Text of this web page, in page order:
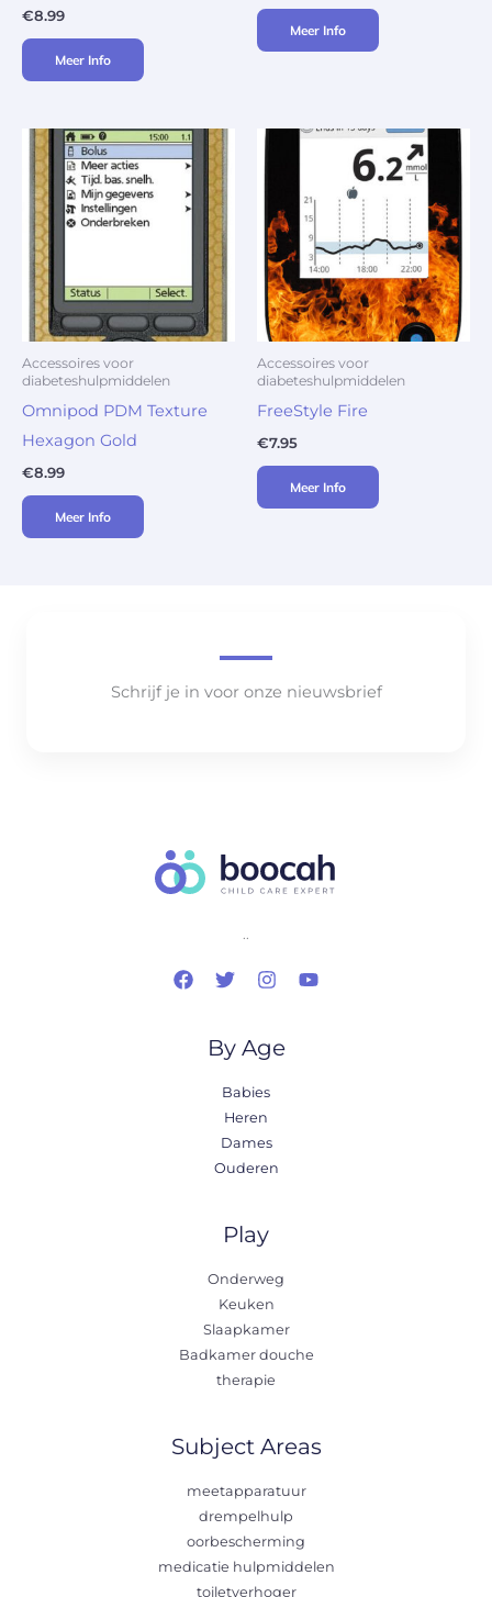
€8.99
Meer Info
Meer Info
Accessoires voor
diabeteshulpmiddelen
Omnipod PDM Texture
Hexagon Gold
€8.99
Meer Info
Accessoires voor
diabeteshulpmiddelen
FreeStyle Fire
€7.95
Meer Info
Schrijf je in voor onze nieuwsbrief
..
By Age
Babies
Heren
Dames
Ouderen
Play
Onderweg
Keuken
Slaapkamer
Badkamer douche
therapie
Subject Areas
meetapparatuur
drempelhulp
oorbescherming
medicatie hulpmiddelen
toiletverhoger